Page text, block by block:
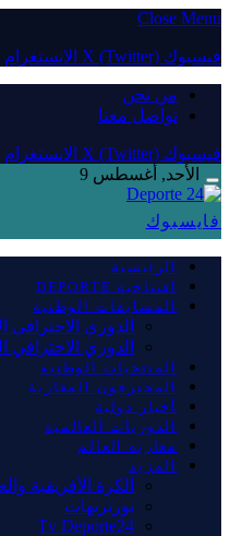
Close Menu
فيسبوك X (Twitter) الانستغرام
من نحن
تواصل معنا
فيسبوك X (Twitter) الانستغرام
الأحد, أغسطس 9
فايسبوك
الرئيسية
افتتاحية DEPORTE
المسابقات الوطنية
الدوري الاحترافي
الدوري الاحترافي
المنتخبات الوطنية
المحترفون المغاربة
أخبار دولية
الدوريات العالمية
مغاربة العالم
المزيد
الكرة الأفريقية
بورتريهات
Tv Deporte24